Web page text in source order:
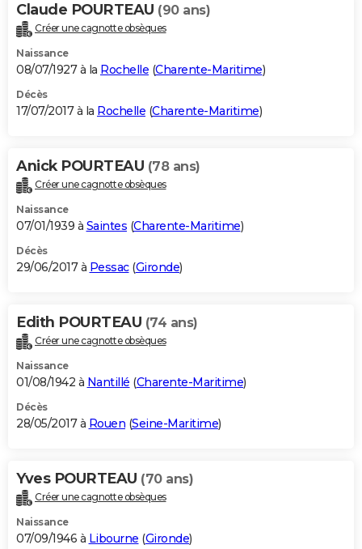
Claude POURTEAU (90 ans)
Créer une cagnotte obsèques
Naissance
08/07/1927 à la Rochelle (Charente-Maritime)
Décès
17/07/2017 à la Rochelle (Charente-Maritime)
Anick POURTEAU (78 ans)
Créer une cagnotte obsèques
Naissance
07/01/1939 à Saintes (Charente-Maritime)
Décès
29/06/2017 à Pessac(Gironde)
Edith POURTEAU (74 ans)
Créer une cagnotte obsèques
Naissance
01/08/1942 à Nantillé (Charente-Maritime)
Décès
28/05/2017 à Rouen (Seine-Maritime)
Yves POURTEAU (70 ans)
Créer une cagnotte obsèques
Naissance
07/09/1946 à Libourne (Gironde)